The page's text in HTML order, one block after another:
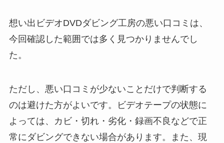
想い出ビデオDVDダビング工房の悪い口コミは、
今回確認した範囲では多く見つかりませんでし
た。
ただし、悪い口コミが少ないことだけで判断する
のは避けた方がよいです。ビデオテープの状態に
よっては、カビ・切れ・劣化・録画不良などで正
常にダビングできない場合があります。また、現